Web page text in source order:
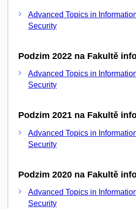
Advanced Topics in
Security
Podzim 2022 na Fakultě
Advanced Topics in
Security
Podzim 2021 na Fakultě
Advanced Topics in
Security
Podzim 2020 na Fakultě
Advanced Topics in
Security